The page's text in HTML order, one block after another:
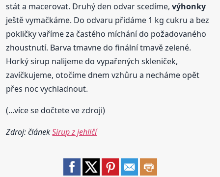
stát a macerovat. Druhý den odvar scedíme,výhonky
ještě vymačkáme. Do odvaru přidáme 1 kg cukru a bez
pokličky vaříme za častého míchání do požadovaného
zhoustnutí. Barva tmavne do finální tmavě zelené.
Horký sirup nalijeme do vypařených skleniček,
zavíčkujeme, otočíme dnem vzhůru a necháme opět
přes noc vychladnout.
(...více se dočtete ve zdroji)
Zdroj: článekSirup z jehličí